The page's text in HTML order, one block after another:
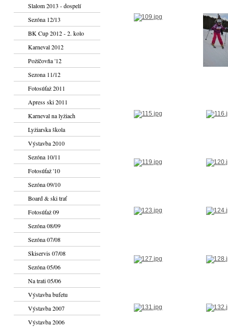
Slalom 2013 - dospelí
Sezóna 12/13
BK Cup 2012 - 2. kolo
Karneval 2012
Požíčovňa '12
Sezona 11/12
Fotosúťaž 2011
Apress ski 2011
Karneval na lyžiach
Lyžiarska škola
Výstavba 2010
Sezóna 10/11
Fotosúťaž '10
Sezóna 09/10
Board & ski trať
Fotosúťaž 09
Sezóna 08/09
Sezóna 07/08
Skiservis 07/08
Sezóna 05/06
Na trati 05/06
Výstavba bufetu
Výstavba 2007
Výstavba 2006